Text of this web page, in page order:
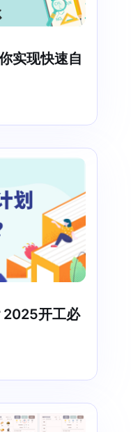
实现快速自
2025开工必